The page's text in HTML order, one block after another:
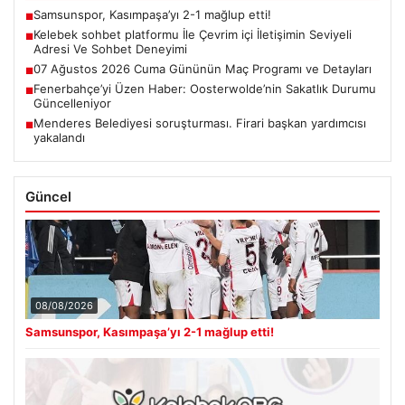
■Samsunspor, Kasımpaşa’yı 2-1 mağlup etti!
■Kelebek sohbet platformu İle Çevrim içi İletişimin Seviyeli
Adresi Ve Sohbet Deneyimi
■07 Ağustos 2026 Cuma Gününün Maç Programı ve Detayları
■Fenerbahçe’yi Üzen Haber: Oosterwolde’nin Sakatlık Durumu
Güncelleniyor
■Menderes Belediyesi soruşturması. Firari başkan yardımcısı
yakalandı
Güncel
08/08/2026
Samsunspor, Kasımpaşa’yı 2-1 mağlup etti!